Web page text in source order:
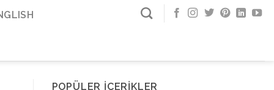
POPÜLER İÇERIKLER